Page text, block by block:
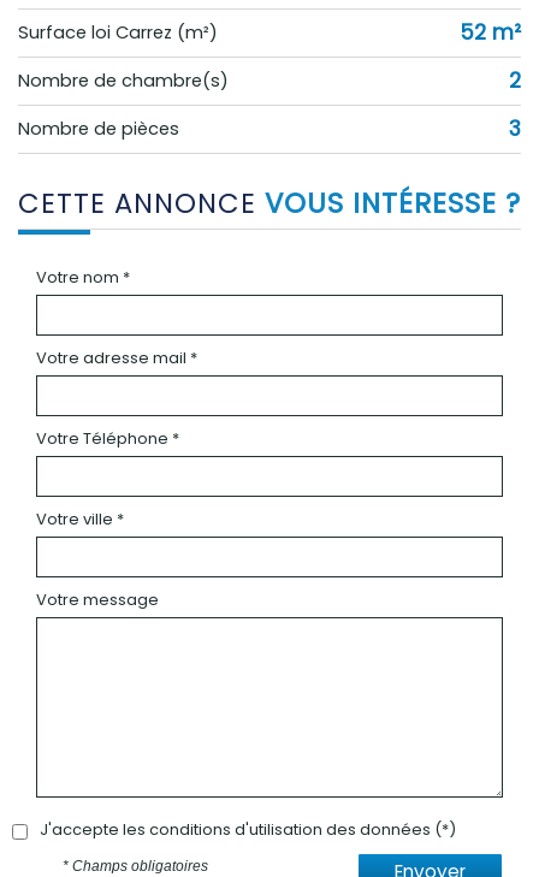
Surface loi Carrez (m²) 52 m²
Nombre de chambre(s) 2
Nombre de pièces 3
CETTE ANNONCE VOUS INTÉRESSE ?
Votre nom *
Votre adresse mail *
Votre Téléphone *
Votre ville *
Votre message
J'accepte les conditions d'utilisation des données (*)
Envoyer
* Champs obligatoires